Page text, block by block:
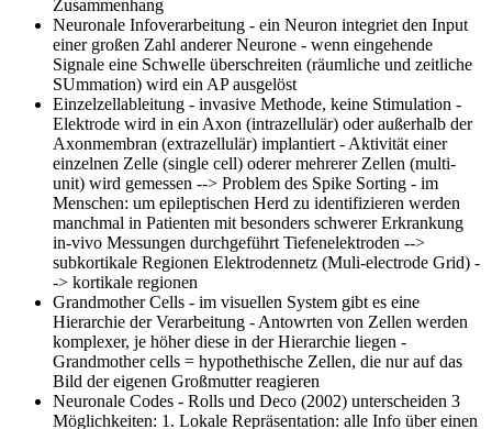
Zusammenhang
Neuronale Infoverarbeitung - ein Neuron integriet den Input
einer großen Zahl anderer Neurone - wenn eingehende
Signale eine Schwelle überschreiten (räumliche und zeitliche
SUmmation) wird ein AP ausgelöst
Einzelzellableitung - invasive Methode, keine Stimulation -
Elektrode wird in ein Axon (intrazellulär) oder außerhalb der
Axonmembran (extrazellulär) implantiert - Aktivität einer
einzelnen Zelle (single cell) oderer mehrerer Zellen (multi-
unit) wird gemessen --> Problem des Spike Sorting - im
Menschen: um epileptischen Herd zu identifizieren werden
manchmal in Patienten mit besonders schwerer Erkrankung
in-vivo Messungen durchgeführt Tiefenelektroden -->
subkortikale Regionen Elektrodennetz (Muli-electrode Grid) -
-> kortikale regionen
Grandmother Cells - im visuellen System gibt es eine
Hierarchie der Verarbeitung - Antowrten von Zellen werden
komplexer, je höher diese in der Hierarchie liegen -
Grandmother cells = hypothethische Zellen, die nur auf das
Bild der eigenen Großmutter reagieren
Neuronale Codes - Rolls und Deco (2002) unterscheiden 3
Möglichkeiten: 1. Lokale Repräsentation: alle Info über einen